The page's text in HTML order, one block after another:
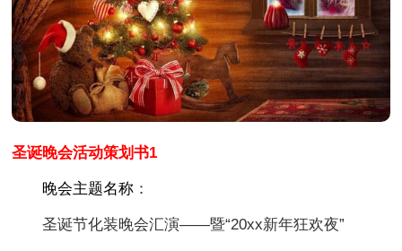
圣诞晚会活动策划书1
晚会主题名称 ：
圣诞节化装晚会汇演――暨“20xx新年狂欢夜”